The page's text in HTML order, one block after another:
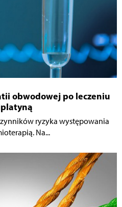
obwodowej po leczeniu
ryzyka występowania
Na...